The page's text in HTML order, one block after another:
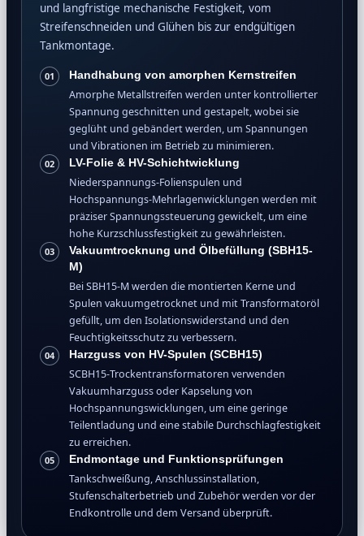
und langfristige mechanische Festigkeit, vom
Streifenschneiden und Glühen bis zur endgültigen
Tankmontage.
01 Handhabung von amorphen Kernstreifen
Amorphe Metallstreifen werden unter kontrollierter
Spannung geschnitten und gestapelt, wobei sie
geglüht und gebändert werden, um Spannungen
und Vibrationen im Betrieb zu minimieren.
02 LV-Folie & HV-Schichtwicklung
Niederspannungs-Folienspulen und
Hochspannungs-Mehrlagenwicklungen werden mit
präziser Spannungssteuerung gewickelt, um eine
hohe Kurzschlussfestigkeit zu gewährleisten.
03
Vakuumtrocknung und Ölbefüllung (SBH15-
M)
Bei SBH15-M werden die montierten Kerne und
Spulen vakuumgetrocknet und mit Transformatoröl
gefüllt, um den Isolationswiderstand und den
Feuchtigkeitsschutz zu verbessern.
04 Harzguss von HV-Spulen (SCBH15)
SCBH15-Trockentransformatoren verwenden
Vakuumharzguss oder Kapselung von
Hochspannungswicklungen, um eine geringe
Teilentladung und eine stabile Durchschlagfestigkeit
zu erreichen.
05 Endmontage und Funktionsprüfungen
Tankschweißung, Anschlussinstallation,
Stufenschalterbetrieb und Zubehör werden vor der
Endkontrolle und dem Versand überprüft.